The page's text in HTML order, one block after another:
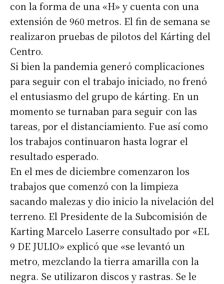
con la forma de una «H» y cuenta con una
extensión de 960 metros. El fin de semana se
realizaron pruebas de pilotos del Kárting del
Centro.
Si bien la pandemia generó complicaciones
para seguir con el trabajo iniciado, no frenó
el entusiasmo del grupo de kárting. En un
momento se turnaban para seguir con las
tareas, por el distanciamiento. Fue así como
los trabajos continuaron hasta lograr el
resultado esperado.
En el mes de diciembre comenzaron los
trabajos que comenzó con la limpieza
sacando malezas y dio inicio la nivelación del
terreno. El Presidente de la Subcomisión de
Karting Marcelo Laserre consultado por «EL
9 DE JULIO» explicó que «se levantó un
metro, mezclando la tierra amarilla con la
negra. Se utilizaron discos y rastras. Se le